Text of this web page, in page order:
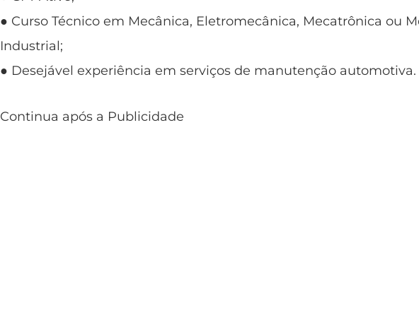
● Curso Técnico em Mecânica, Eletromecânica, Mecatrônica ou
Industrial;
● Desejável experiência em serviços de manutenção automotiva.
Continua após a Publicidade